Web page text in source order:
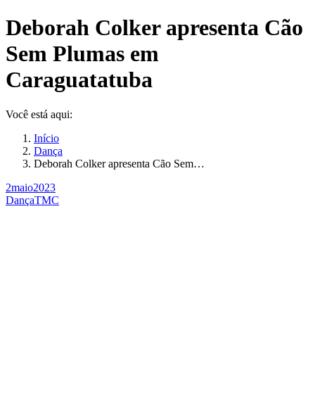
Deborah Colker apresenta Cão
Sem Plumas em
Caraguatatuba
Você está aqui:
Início
Dança
Deborah Colker apresenta Cão Sem…
2maio2023
DançaTMC